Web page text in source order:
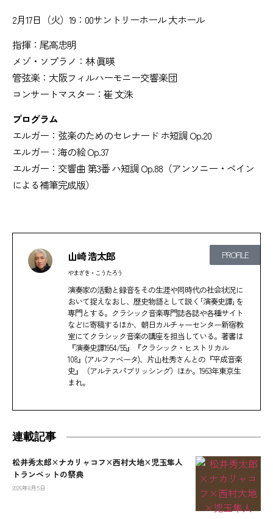
2月17日（火）19：00サントリーホール 大ホール
指揮：尾高忠明
メゾ・ソプラノ：林 眞暎
管弦楽：大阪フィルハーモニー交響楽団
コンサートマスター：崔 文洙
プログラム
エルガー：弦楽のためのセレナード ホ短調 Op.20
エルガー：海の絵 Op.37
エルガー：交響曲 第3番 ハ短調 Op.88（アンソニー・ペイン
による補筆完成版）
PROFILE
山崎 浩太郎
やまざき・こうたろう
演奏家の活動と録音をその生涯や同時代の社会状況に
おいて捉えなおし、歴史物語として説く｢演奏史譚｣を
専門とする。クラシック音楽専門誌各誌や各種サイト
などに寄稿するほか、朝日カルチャーセンター新宿教
室にてクラシック音楽の講座を担当している。著書は
『演奏史譚1954/55』『クラシック・ヒストリカル
108』(アルファベータ)、片山杜秀さんとの『平成音楽
史』（アルテスパブリッシング）ほか。1963年東京生
まれ。
連載記事
松井秀太郎×ナカリャコフ×西村大地×児玉隼人
トランペットの祭典
2026年8月5日